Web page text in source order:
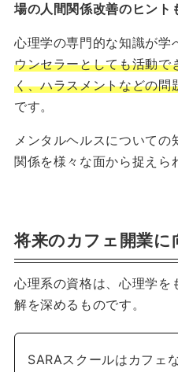
場の人間関係改善のヒント
心理学の専門的な知識が学
ウンセラーとしても活動で
く、ハラスメントなどの問
です。
メンタルヘルスについての
関係を様々な面から捉えら
将来のカフェ開業に
心理系の資格は、心理学を
解を深めるものです。
SARAスクールはカフェ